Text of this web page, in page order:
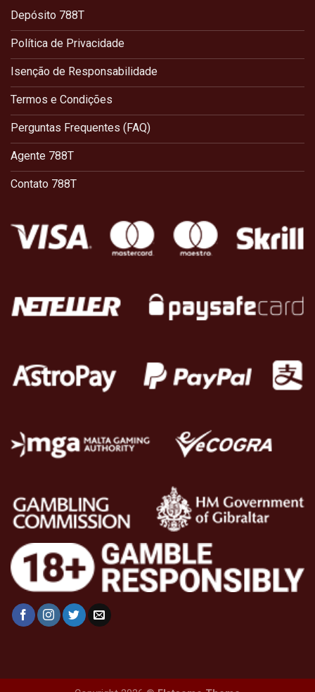
Depósito 788T
Política de Privacidade
Isenção de Responsabilidade
Termos e Condições
Perguntas Frequentes (FAQ)
Agente 788T
Contato 788T